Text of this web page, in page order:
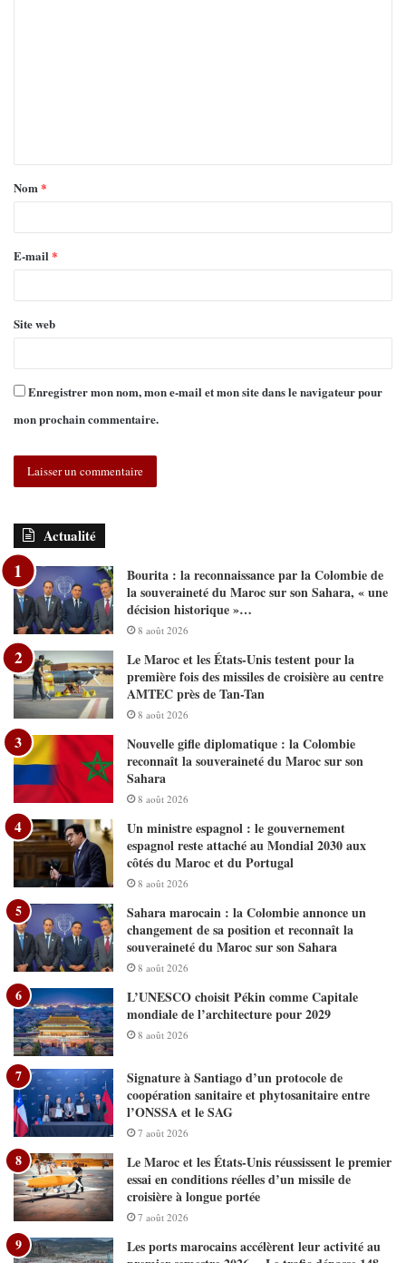
Nom*
E-mail *
Site web
Enregistrer mon nom, mon e-mail et mon site dans le navigateur pour
mon prochain commentaire.
Actualité
Bourita : la reconnaissance par la Colombie de
la souveraineté du Maroc sur son Sahara, « une
décision historique »…
8 août 2026
Le Maroc et les États-Unis testent pour la
première fois des missiles de croisière au centre
AMTEC près de Tan-Tan
8 août 2026
Nouvelle gifle diplomatique : la Colombie
reconnaît la souveraineté du Maroc sur son
Sahara
8 août 2026
Un ministre espagnol : le gouvernement
espagnol reste attaché au Mondial 2030 aux
côtés du Maroc et du Portugal
8 août 2026
Sahara marocain : la Colombie annonce un
changement de sa position et reconnaît la
souveraineté du Maroc sur son Sahara
8 août 2026
L’UNESCO choisit Pékin comme Capitale
mondiale de l’architecture pour 2029
8 août 2026
Signature à Santiago d’un protocole de
coopération sanitaire et phytosanitaire entre
l’ONSSA et le SAG
7 août 2026
Le Maroc et les États-Unis réussissent le premier
essai en conditions réelles d’un missile de
croisière à longue portée
7 août 2026
Les ports marocains accélèrent leur activité au